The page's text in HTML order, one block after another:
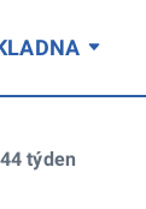
týden